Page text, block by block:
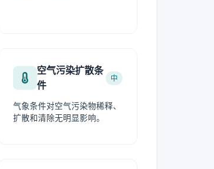
空气污染扩散条
件
中
气象条件对空气污染物稀释、
扩散和清除无明显影响。